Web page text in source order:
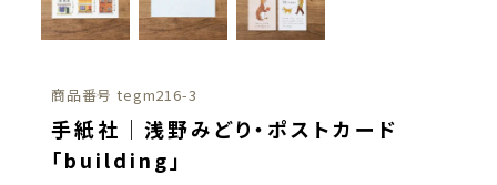
商品番号 tegm216-3
手紙社｜浅野みどり・ポストカード
「building」